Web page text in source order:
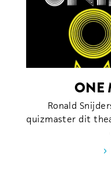
ONE
Ronald
quizmaster dit
›